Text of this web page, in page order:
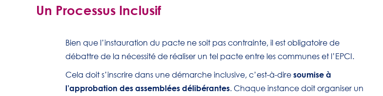
Un Processus Inclusif
Bien que l’instauration du pacte ne soit pas contrainte, il est obligatoire de
débattre de la nécessité de réaliser un tel pacte entre les communes et l’EPCI.
Cela doit s’inscrire dans une démarche inclusive, c’est-à-diresoumise à
l’approbation des assemblées délibérantes. Chaque instance doit organiser un